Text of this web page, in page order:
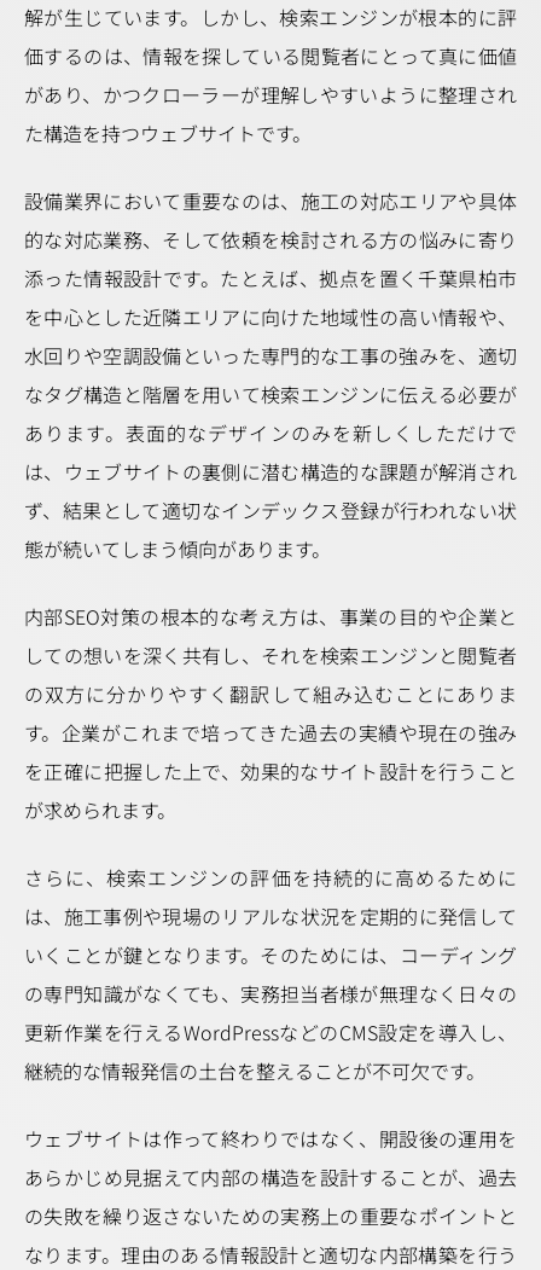
解が生じています。しかし、検索エンジンが根本的に評
価するのは、情報を探している閲覧者にとって真に価値
があり、かつクローラーが理解しやすいように整理され
た構造を持つウェブサイトです。
設備業界において重要なのは、施工の対応エリアや具体
的な対応業務、そして依頼を検討される方の悩みに寄り
添った情報設計です。たとえば、拠点を置く千葉県柏市
を中心とした近隣エリアに向けた地域性の高い情報や、
水回りや空調設備といった専門的な工事の強みを、適切
なタグ構造と階層を用いて検索エンジンに伝える必要が
あります。表面的なデザインのみを新しくしただけで
は、ウェブサイトの裏側に潜む構造的な課題が解消され
ず、結果として適切なインデックス登録が行われない状
態が続いてしまう傾向があります。
内部SEO対策の根本的な考え方は、事業の目的や企業と
しての想いを深く共有し、それを検索エンジンと閲覧者
の双方に分かりやすく翻訳して組み込むことにありま
す。企業がこれまで培ってきた過去の実績や現在の強み
を正確に把握した上で、効果的なサイト設計を行うこと
が求められます。
さらに、検索エンジンの評価を持続的に高めるために
は、施工事例や現場のリアルな状況を定期的に発信して
いくことが鍵となります。そのためには、コーディング
の専門知識がなくても、実務担当者様が無理なく日々の
更新作業を行えるWordPressなどのCMS設定を導入し、
継続的な情報発信の土台を整えることが不可欠です。
ウェブサイトは作って終わりではなく、開設後の運用を
あらかじめ見据えて内部の構造を設計することが、過去
の失敗を繰り返さないための実務上の重要なポイントと
なります。理由のある情報設計と適切な内部構築を行う